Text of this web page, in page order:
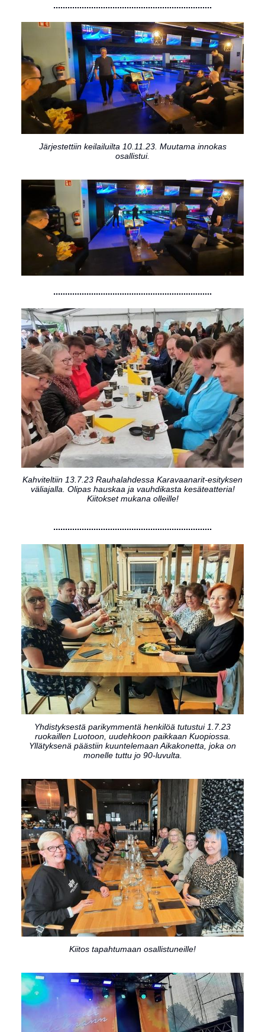
...................................................................
Järjestettiin keilailuilta 10.11.23. Muutama innokas
osallistui.
...................................................................
Kahviteltiin 13.7.23 Rauhalahdessa Karavaanarit-esityksen
väliajalla. Olipas hauskaa ja vauhdikasta kesäteatteria!
Kiitokset mukana olleille!
...................................................................
Yhdistyksestä parikymmentä henkilöä tutustui 1.7.23
ruokaillen Luotoon, uudehkoon paikkaan Kuopiossa.
Yllätyksenä päästiin kuuntelemaan Aikakonetta, joka on
monelle tuttu jo 90-luvulta.
Kiitos tapahtumaan osallistuneille!